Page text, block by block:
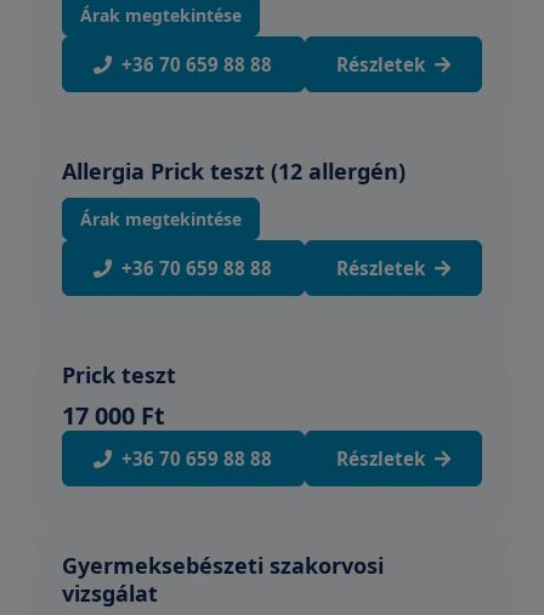
Árak megtekintése
+36 70 659 88 88 Részletek
Allergia Prick teszt (12 allergén)
Árak megtekintése
+36 70 659 88 88 Részletek
Prick teszt
17 000 Ft
+36 70 659 88 88 Részletek
Gyermeksebészeti szakorvosi
vizsgálat